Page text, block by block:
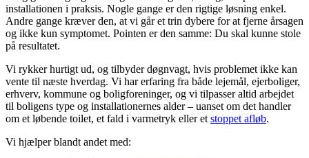
installationen i praksis. Nogle gange er den rigtige løsning enkel.
Andre gange kræver den, at vi går et trin dybere for at fjerne årsagen
og ikke kun symptomet. Pointen er den samme: Du skal kunne stole
på resultatet.
Vi rykker hurtigt ud, og tilbyder døgnvagt, hvis problemet ikke kan
vente til næste hverdag. Vi har erfaring fra både lejemål, ejerboliger,
erhverv, kommune og boligforeninger, og vi tilpasser altid arbejdet
til boligens type og installationernes alder – uanset om det handler
om et løbende toilet, et fald i varmetryk eller et stoppet afløb.
Vi hjælper blandt andet med: